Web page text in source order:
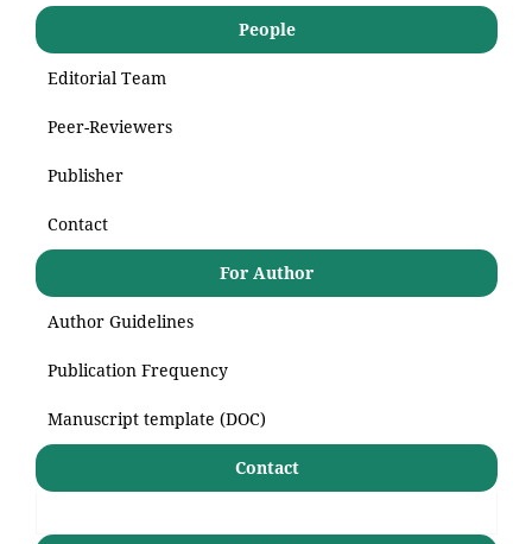
People
Editorial Team
Peer-Reviewers
Publisher
Contact
For Author
Author Guidelines
Publication Frequency
Manuscript template (DOC)
Contact